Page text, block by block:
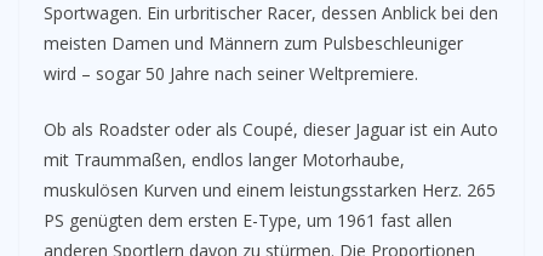
Sportwagen. Ein urbritischer Racer, dessen Anblick bei den
meisten Damen und Männern zum Pulsbeschleuniger
wird – sogar 50 Jahre nach seiner Weltpremiere.
Ob als Roadster oder als Coupé, dieser Jaguar ist ein Auto
mit Traummaßen, endlos langer Motorhaube,
muskulösen Kurven und einem leistungsstarken Herz. 265
PS genügten dem ersten E-Type, um 1961 fast allen
anderen Sportlern davon zu stürmen. Die Proportionen